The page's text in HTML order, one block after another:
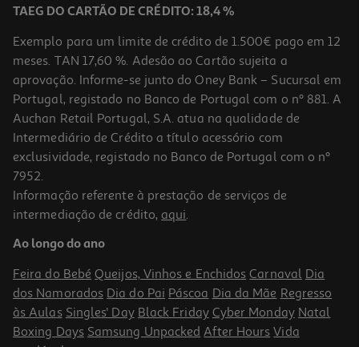
Sumo Maçã Ananás Copa (sdr) 750 Ml
3.99 €/Lt
2,99 €
+0,10 € Depósito
TAEG DO CARTÃO DE CRÉDITO: 18,4 %
Exemplo para um limite de crédito de 1.500€ pago em 12
meses. TAN 17,60 %. Adesão ao Cartão sujeita a
aprovação. Informe-se junto do Oney Bank – Sucursal em
Portugal, registado no Banco de Portugal com o nº 881. A
Auchan Retail Portugal, S.A. atua na qualidade de
Intermediário de Crédito a título acessório com
exclusividade, registado no Banco de Portugal com o nº
7952.
Informação referente à prestação de serviços de
intermediação de crédito, aqui.
Ao longo do ano
Feira do Bebé Queijos, Vinhos e Enchidos Carnaval Dia
dos Namorados Dia do Pai Páscoa Dia da Mãe Regresso
às Aulas Singles' Day Black Friday Cyber Monday Natal
Boxing Days Samsung Unpacked After Hours Vida